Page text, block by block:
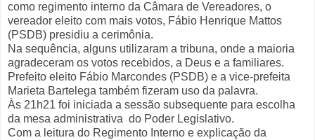
como regimento interno da Câmara de Vereadores, o
vereador eleito com mais votos, Fábio Henrique Mattos
(PSDB) presidiu a cerimônia.
Na sequência, alguns utilizaram a tribuna, onde a maioria
agradeceram os votos recebidos, a Deus e a familiares.
Prefeito eleito Fábio Marcondes (PSDB) e a vice-prefeita
Marieta Bartelega também fizeram uso da palavra.
Às 21h21 foi iniciada a sessão subsequente para escolha
da mesa administrativa do Poder Legislativo.
Com a leitura do Regimento Interno e explicação da